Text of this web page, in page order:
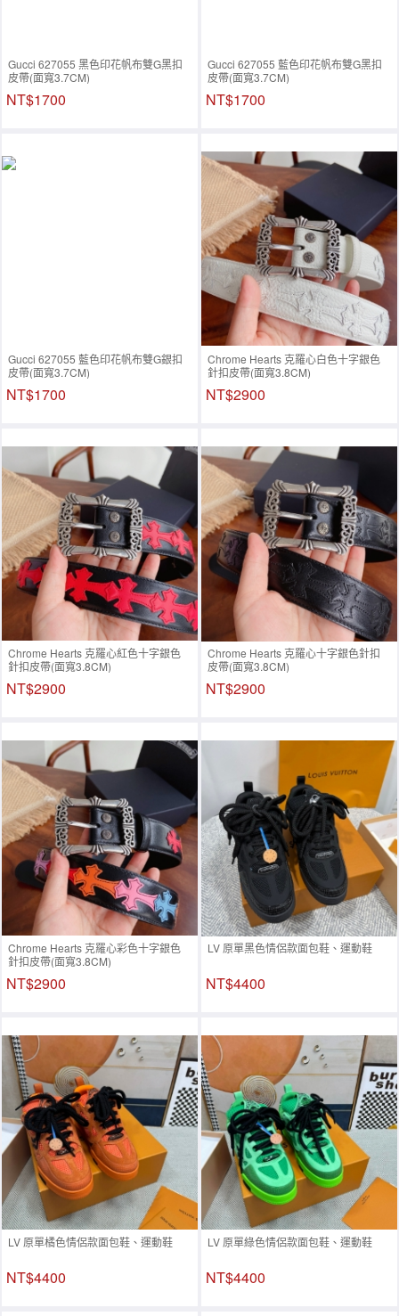
Gucci 627055 黑色印花帆布雙G黑扣
皮帶(面寬3.7CM)
NT$1700
Gucci 627055 藍色印花帆布雙G黑扣
皮帶(面寬3.7CM)
NT$1700
Gucci 627055 藍色印花帆布雙G銀扣
皮帶(面寬3.7CM)
NT$1700
Chrome Hearts 克羅心白色十字銀色
針扣皮帶(面寬3.8CM)
NT$2900
Chrome Hearts 克羅心紅色十字銀色
針扣皮帶(面寬3.8CM)
NT$2900
Chrome Hearts 克羅心十字銀色針扣
皮帶(面寬3.8CM)
NT$2900
Chrome Hearts 克羅心彩色十字銀色
針扣皮帶(面寬3.8CM)
NT$2900
LV 原單黑色情侶款面包鞋、運動鞋
NT$4400
LV 原單橘色情侶款面包鞋、運動鞋
NT$4400
LV 原單綠色情侶款面包鞋、運動鞋
NT$4400